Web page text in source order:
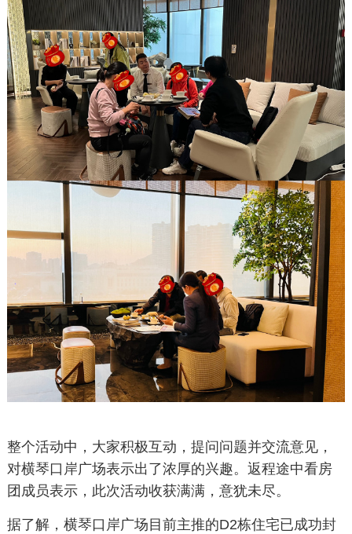
整个活动中，大家积极互动，提问问题并交流意见，
对横琴口岸广场表示出了浓厚的兴趣。返程途中看房
团成员表示，此次活动收获满满，意犹未尽。
据了解，横琴口岸广场目前主推的D2栋住宅已成功封